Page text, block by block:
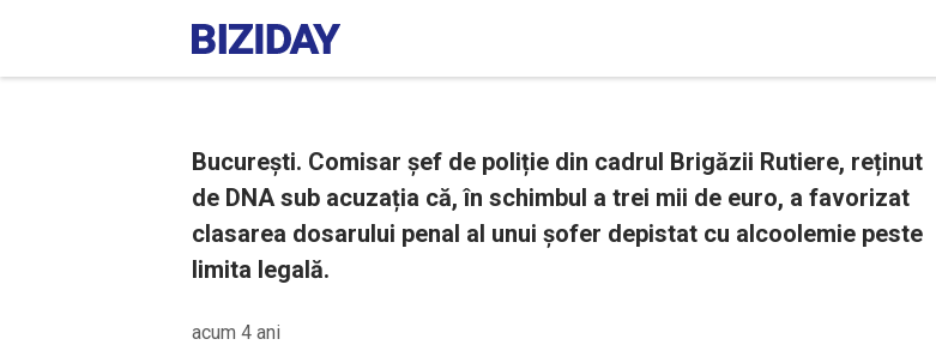
București. Comisar șef de poliție din cadrul Brigăzii Rutiere, reținut
de DNA sub acuzația că, în schimbul a trei mii de euro, a favorizat
clasarea dosarului penal al unui șofer depistat cu alcoolemie peste
limita legală.
acum 4 ani